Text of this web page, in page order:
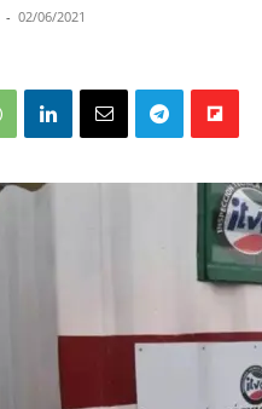
- 02/06/2021